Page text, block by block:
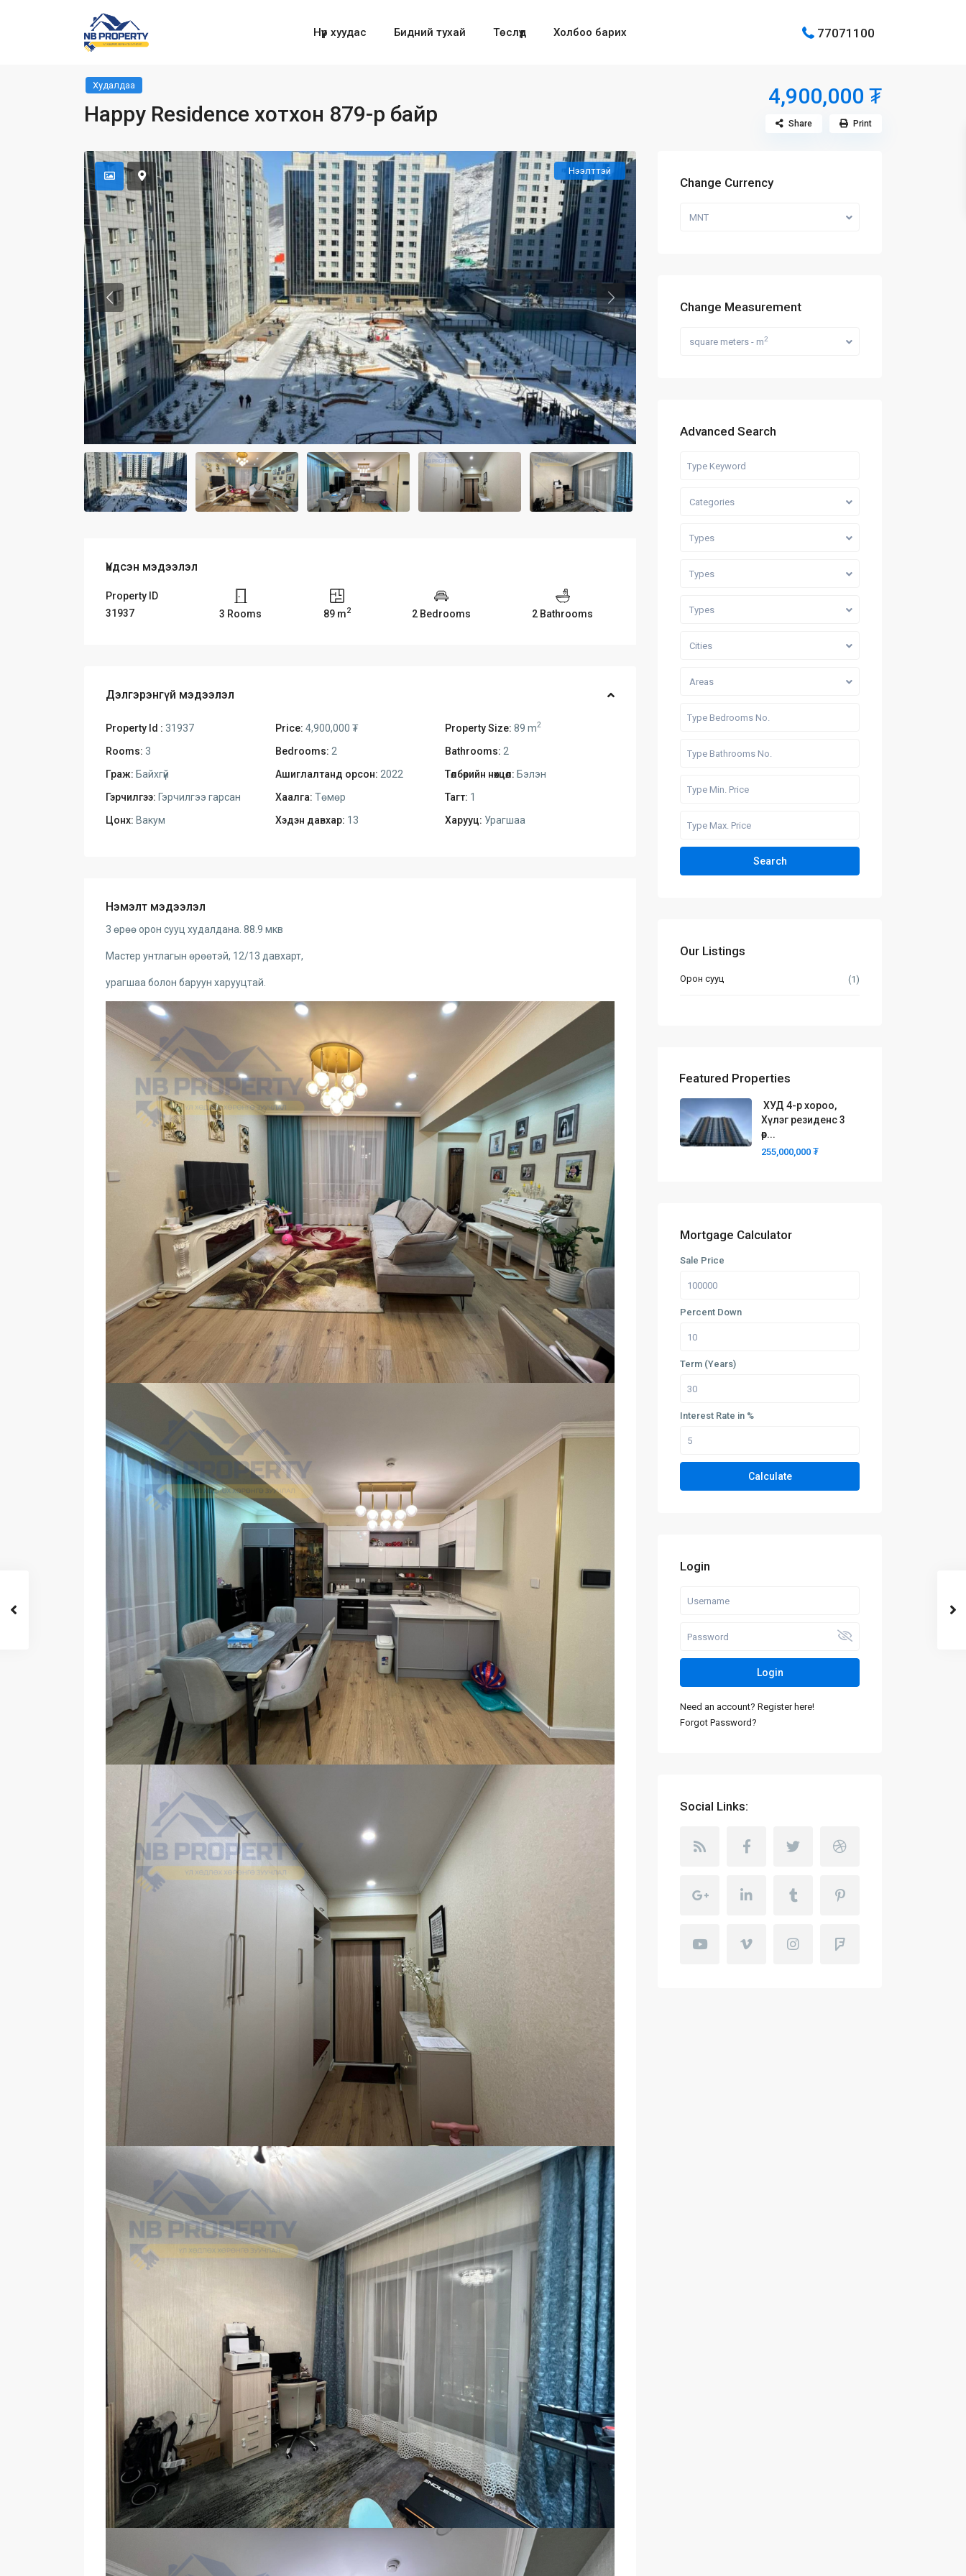
Нүүр хуудас Бидний тухай Төслүүд Холбоо барих 77071100
Худалдаа
Happy Residence хотхон 879-р байр
4,900,000 ₮
Share Print
Нээлттэй
Үндсэн мэдээлэл
Property ID
31937
3 Rooms 89 m2 2 Bedrooms 2 Bathrooms
Дэлгэрэнгүй мэдээлэл
Property Id : 31937 Price: 4,900,000 ₮ Property Size: 89 m2
Rooms: 3 Bedrooms: 2 Bathrooms: 2
Граж: Байхгүй Ашиглалтанд орсон: 2022 Төлбөрийн нөхцөл: Бэлэн
Гэрчилгээ: Гэрчилгээ гарсан Хаалга: Төмөр Тагт: 1
Цонх: Вакум Хэдэн давхар: 13 Харууц: Урагшаа
Нэмэлт мэдээлэл
3 өрөө орон сууц худалдана. 88.9 мкв
Мастер унтлагын өрөөтэй, 12/13 давхарт,
урагшаа болон баруун харууцтай.
Change Currency
MNT
Change Measurement
square meters - m2
Advanced Search
Categories
Types
Types
Types
Cities
Areas
Search
Our Listings
Орон сууц (1)
Featured Properties
ХУД 4-р хороо,
Хүлэг резиденс 3
өр...
255,000,000 ₮
Mortgage Calculator
Sale Price
Percent Down
Term (Years)
Interest Rate in %
Calculate
Login
Login
Need an account? Register here!
Forgot Password?
Social Links: